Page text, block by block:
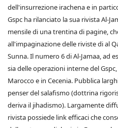
dell'insurrezione irachena e in
Gspc ha rilanciato la sua rivista Al-
mensile di una trentina di pagine,
all'impaginazione delle riviste di al
Sunna. Il numero 6 di Al-Jamaa, ad
sia delle operazioni interne del
Marocco e in Cecenia. Pubblica
penser del salafismo (dottrina
deriva il jihadismo). Largamente
rivista possiede link efficaci che